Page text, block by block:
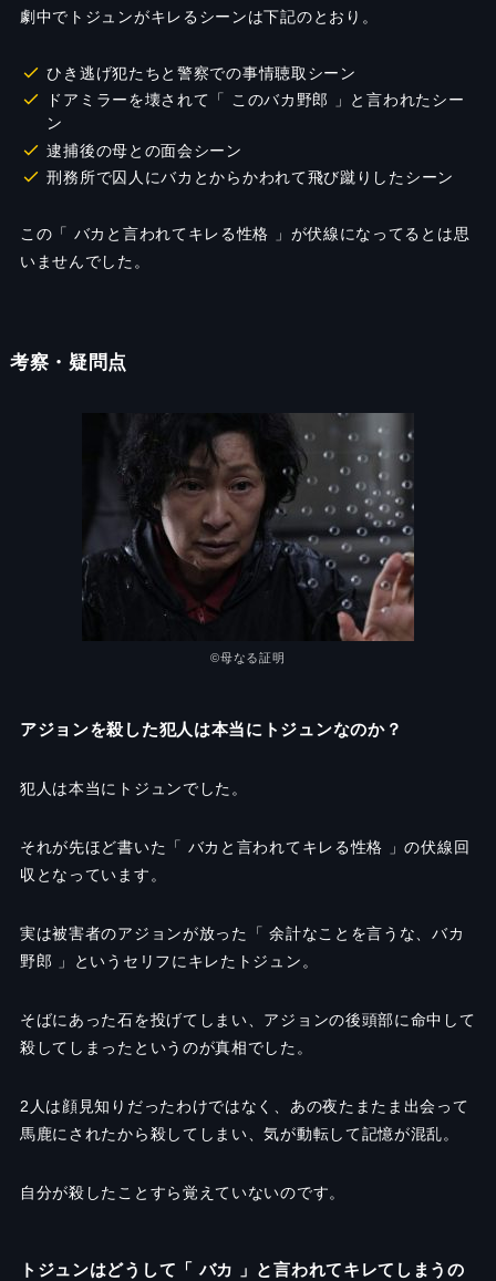
劇中でトジュンがキレるシーンは下記のとおり。
ひき逃げ犯たちと警察での事情聴取シーン
ドアミラーを壊されて「 このバカ野郎 」と言われたシー
ン
逮捕後の母との面会シーン
刑務所で囚人にバカとからかわれて飛び蹴りしたシーン
この「 バカと言われてキレる性格 」が伏線になってるとは思
いませんでした。
考察・疑問点
©️母なる証明
アジョンを殺した犯人は本当にトジュンなのか？
犯人は本当にトジュンでした。
それが先ほど書いた「 バカと言われてキレる性格 」の伏線回
収となっています。
実は被害者のアジョンが放った「 余計なことを言うな、バカ
野郎 」というセリフにキレたトジュン。
そばにあった石を投げてしまい、アジョンの後頭部に命中して
殺してしまったというのが真相でした。
2 人は顔見知りだったわけではなく、あの夜たまたま出会って
馬鹿にされたから殺してしまい、気が動転して記憶が混乱。
自分が殺したことすら覚えていないのです。
トジュンはどうして「 バカ 」と言われてキレてしまうの